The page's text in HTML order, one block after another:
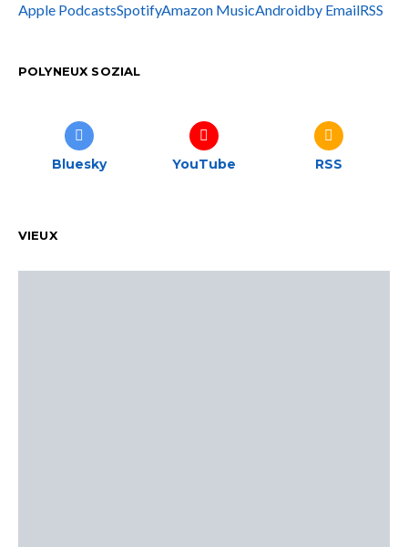
Apple PodcastsSpotifyAmazon MusicAndroidby EmailRSS
POLYNEUX SOZIAL
Bluesky YouTube RSS
VIEUX